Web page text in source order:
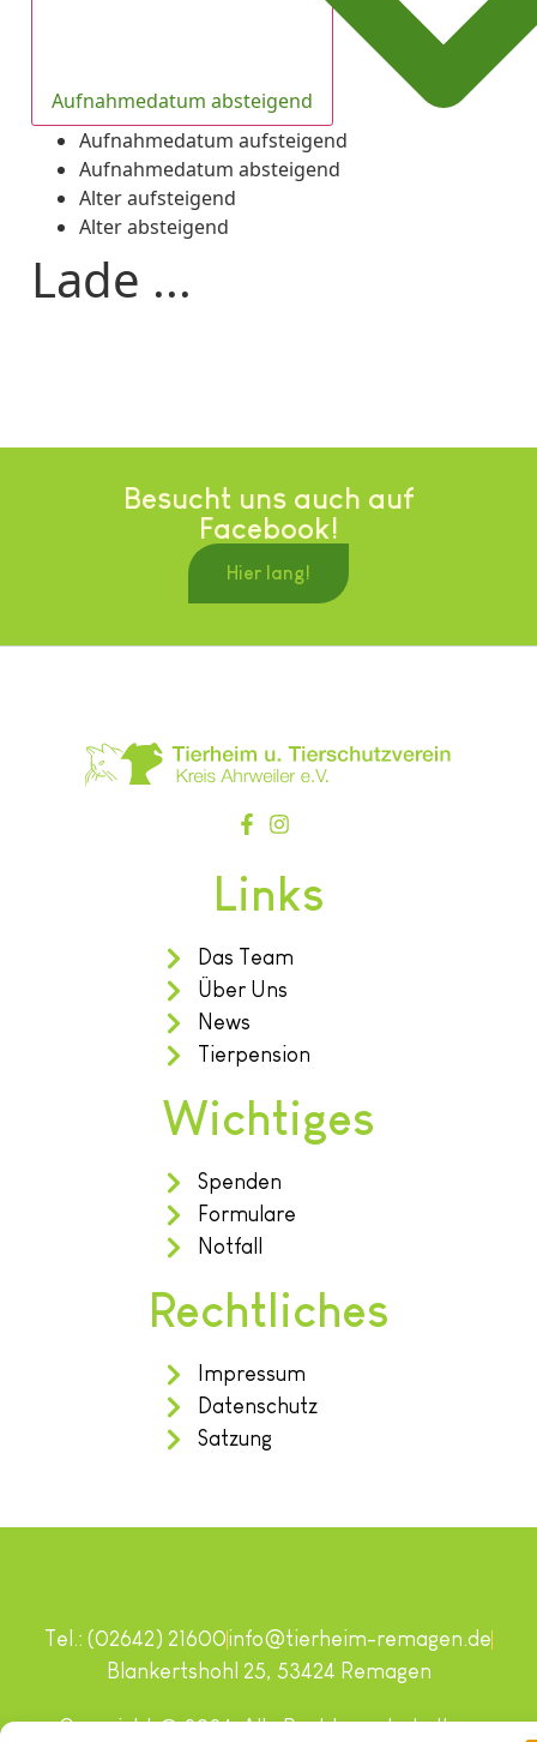
Aufnahmedatum absteigend
Aufnahmedatum aufsteigend
Aufnahmedatum absteigend
Alter aufsteigend
Alter absteigend
Lade ...
Besucht uns auch auf
Facebook!
Hier lang!
Links
Das Team
Über Uns
News
Tierpension
Wichtiges
Spenden
Formulare
Notfall
Rechtliches
Impressum
Datenschutz
Satzung
Copyright © 2024. Alle Rechte vorbehalten.
Tel.: (02642) 21600info@tierheim-remagen.de
Blankertshohl 25, 53424 Remagen